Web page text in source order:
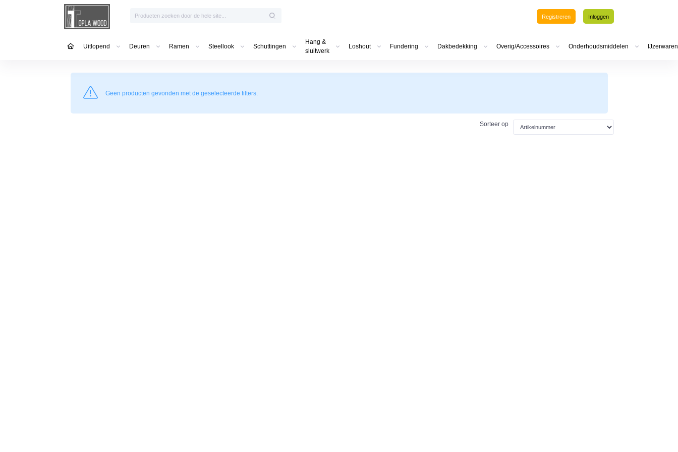
Registreren Inloggen
Uitlopend Deuren Ramen Steellook Schuttingen
Hang &
sluitwerk
Loshout Fundering Dakbedekking Overig/Accessoires Onderhoudsmiddelen IJzerwaren
Geen producten gevonden met de geselecteerde filters.
Sorteer op